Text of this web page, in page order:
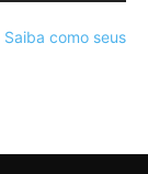
Saiba como seus